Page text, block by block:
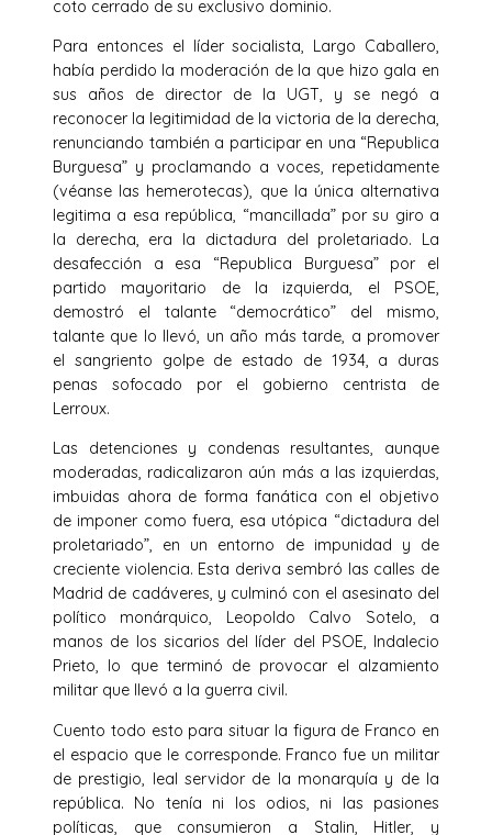
coto cerrado de su exclusivo dominio.
Para entonces el líder socialista, Largo Caballero,
había perdido la moderación de la que hizo gala en
sus años de director de la UGT, y se negó a
reconocer la legitimidad de la victoria de la derecha,
renunciando también a participar en una “Republica
Burguesa” y proclamando a voces, repetidamente
(véanse las hemerotecas), que la única alternativa
legitima a esa república, “mancillada” por su giro a
la derecha, era la dictadura del proletariado. La
desafección a esa “Republica Burguesa” por el
partido mayoritario de la izquierda, el PSOE,
demostró el talante “democrático” del mismo,
talante que lo llevó, un año más tarde, a promover
el sangriento golpe de estado de 1934, a duras
penas sofocado por el gobierno centrista de
Lerroux.
Las detenciones y condenas resultantes, aunque
moderadas, radicalizaron aún más a las izquierdas,
imbuidas ahora de forma fanática con el objetivo
de imponer como fuera, esa utópica “dictadura del
proletariado”, en un entorno de impunidad y de
creciente violencia. Esta deriva sembró las calles de
Madrid de cadáveres, y culminó con el asesinato del
político monárquico, Leopoldo Calvo Sotelo, a
manos de los sicarios del líder del PSOE, Indalecio
Prieto, lo que terminó de provocar el alzamiento
militar que llevó a la guerra civil.
Cuento todo esto para situar la figura de Franco en
el espacio que le corresponde. Franco fue un militar
de prestigio, leal servidor de la monarquía y de la
república. No tenía ni los odios, ni las pasiones
políticas, que consumieron a Stalin, Hitler, y